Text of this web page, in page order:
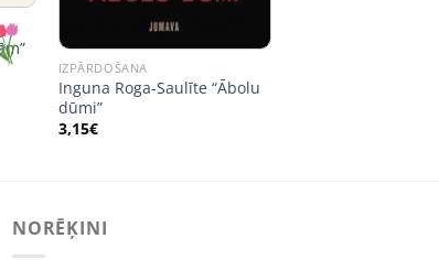
IZPĀRDOŠANA
Inguna Roga-Saulīte “Ābolu
dūmi”
3,15€
NORĒĶINI